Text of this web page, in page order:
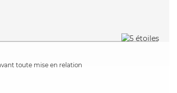
toute mise en relation